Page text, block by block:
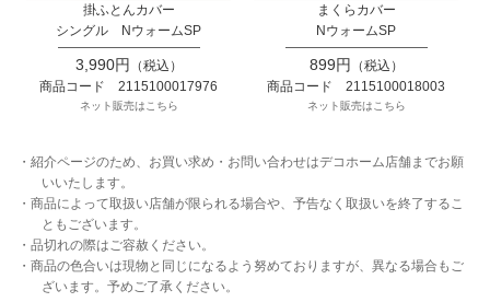
掛ふとんカバー
シングル NウォームSP
3,990円
（税込）
商品コード 2115100017976
ネット販売はこちら
まくらカバー
NウォームSP
899円
（税込）
商品コード 2115100018003
ネット販売はこちら
・紹介ページのため、お買い求め・お問い合わせはデコホーム店舗までお願
いいたします。
・商品によって取扱い店舗が限られる場合や、予告なく取扱いを終了するこ
ともございます。
・品切れの際はご容赦ください。
・商品の色合いは現物と同じになるよう努めておりますが、異なる場合もご
ざいます。予めご了承ください。